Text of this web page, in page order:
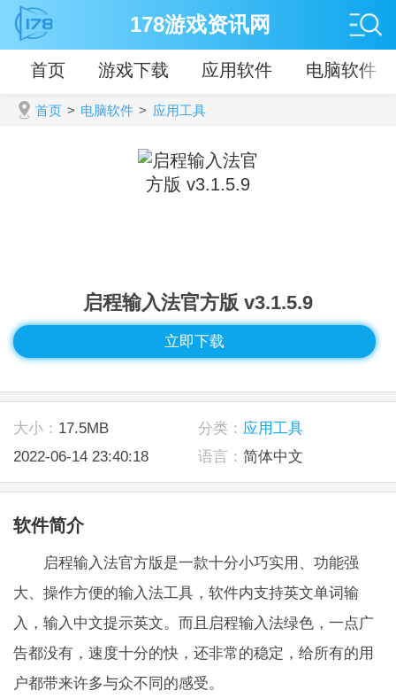
178游戏资讯网
首页 游戏下载 应用软件 电脑软件
首页 > 电脑软件 > 应用工具
启程输入法官方版 v3.1.5.9
立即下载
大小： 17.5MB 分类： 应用工具
2022-06-14 23:40:18
语言： 简体中文
软件简介
启程输入法官方版是一款十分小巧实用、功能强
大、操作方便的输入法工具，软件内支持英文单词输
入，输入中文提示英文。而且启程输入法绿色，一点广
告都没有，速度十分的快，还非常的稳定，给所有的用
户都带来许多与众不同的感受。